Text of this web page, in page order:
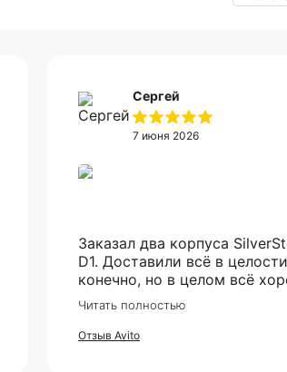
Сергей
7 июня 2026
Заказал два корпуса
D1. Доставили всё в
конечно, но в целом всё
Рекомендую продавца.
Читать полностью
Отзыв Avito